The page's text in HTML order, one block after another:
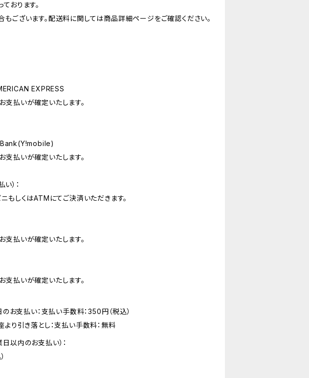
おります。
ございます。配送料に関しては商品詳細ページをご確認ください。
EXPRESS
払いが確定いたします。
払いが確定いたします。
）：
もしくはATMにてご決済いただきます。
払いが確定いたします。
払いが確定いたします。
お支払い：支払い手数料：350円（税込）
り引き落とし：支払い手数料：無料
以内のお支払い）：